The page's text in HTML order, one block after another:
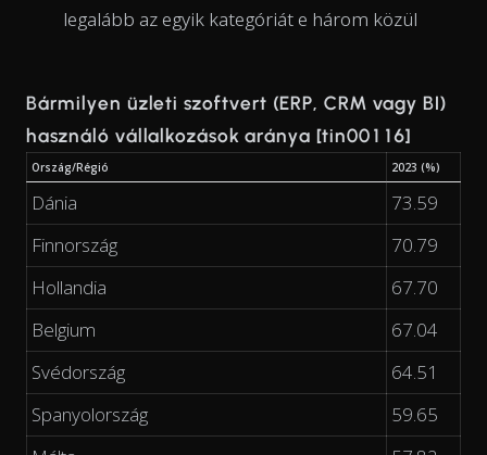
legalább az egyik kategóriát e három közül
Bármilyen üzleti szoftvert (ERP, CRM vagy BI)
használó vállalkozások aránya [tin00116]
Ország/Régió 2023 (%)
Dánia
73.59
Finnország
70.79
Hollandia
67.70
Belgium
67.04
Svédország
64.51
Spanyolország
59.65